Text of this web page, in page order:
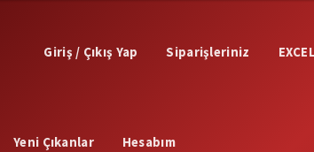
Giriş / Çıkış Yap Siparişleriniz
Yeni Çıkanlar Hesabım